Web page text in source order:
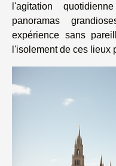
l'agitation
panoramas
expérience sans
l'isolement de ces lieux